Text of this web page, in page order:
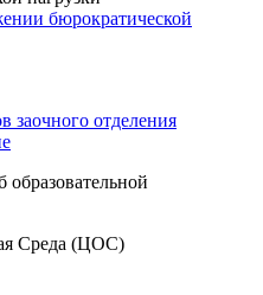
бюрократической
заочного отделения
Среда (ЦОС)